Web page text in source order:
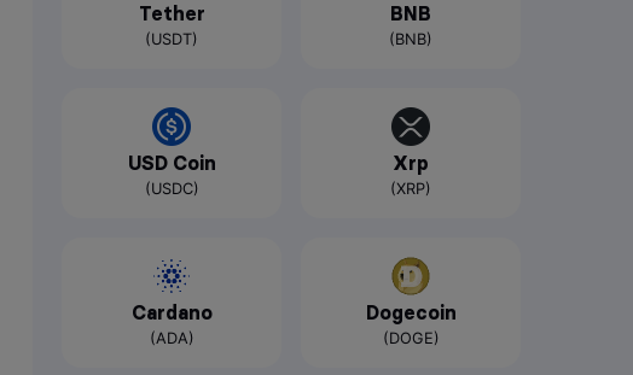
Tether
(USDT)
BNB
(BNB)
USD Coin
(USDC)
Xrp
(XRP)
Cardano
(ADA)
Dogecoin
(DOGE)